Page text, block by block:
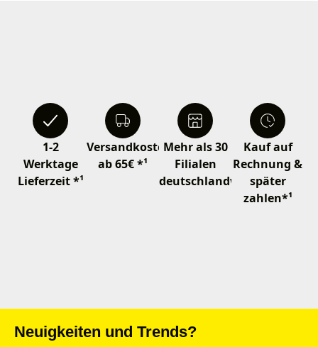
1-2
Werktage
Lieferzeit *¹
Versandkostenfrei
ab 65€ *¹
Mehr als 30
Filialen
deutschlandweit
Kauf auf
Rechnung &
später
zahlen*¹
Neuigkeiten und Trends?